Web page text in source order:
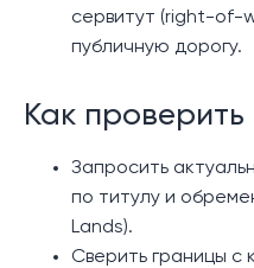
сервитут (right-of-
публичную дорогу.
Как проверить
Запросить
по титулу и
Lands).
Сверить границы с